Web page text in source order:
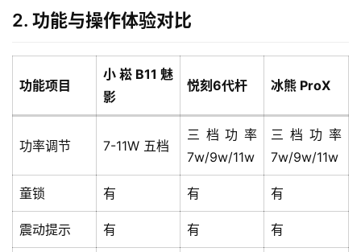
弹
国
标
列
2. 功能与操作体验对比
功能项目
小崧B11魅
影
悦刻6代杆 冰熊 ProX
功率调节 7-11W 五档
三档功率
7w/9w/11w
三档功率
7w/9w/11w
童锁 有 有 有
震动提示 有 有 有